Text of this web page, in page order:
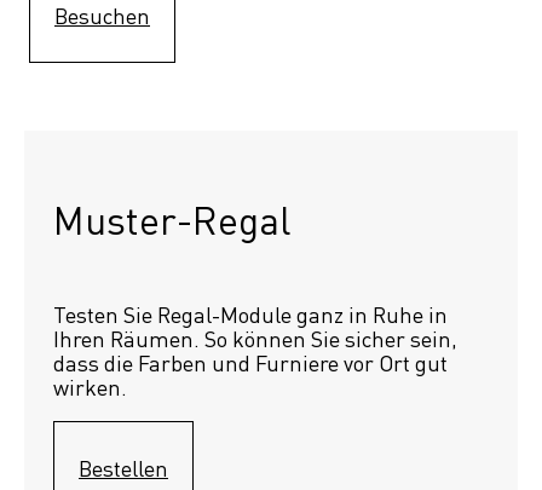
Besuchen
Muster-Regal
Testen Sie Regal-Module ganz in Ruhe in
Ihren Räumen. So können Sie sicher sein,
dass die Farben und Furniere vor Ort gut
wirken.
Bestellen